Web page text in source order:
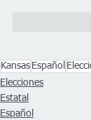
Kansas Español
Elecciones
Estatal
Español